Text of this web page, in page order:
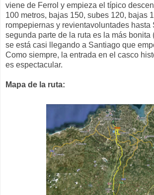
viene de Ferrol y empieza el típico
100 metros, bajas 150, subes 120, bajas
rompepiernas y revientavoluntades hasta
segunda parte de la ruta es la más bonita
se está casi llegando a Santiago que
Como siempre, la entrada en el casco
es espectacular.
Mapa de la ruta: